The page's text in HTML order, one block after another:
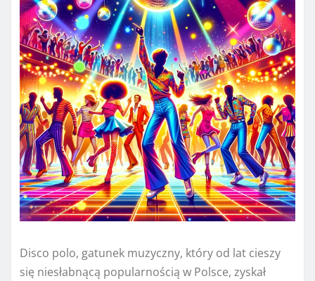
Disco polo, gatunek muzyczny, który od lat cieszy
się niesłabnącą popularnością w Polsce, zyskał